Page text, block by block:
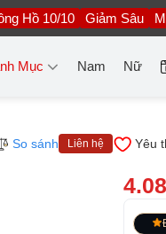
Hồ 10/10 Giảm Sâu
Mục Nam Nữ
So sánh Liên hệ Yêu